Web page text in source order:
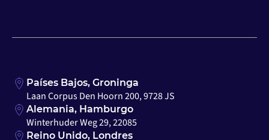
Países Bajos, Groninga
Laan Corpus Den Hoorn 200, 9728 JS
Alemania, Hamburgo
Winterhuder Weg 29, 22085
Reino Unido, Londres